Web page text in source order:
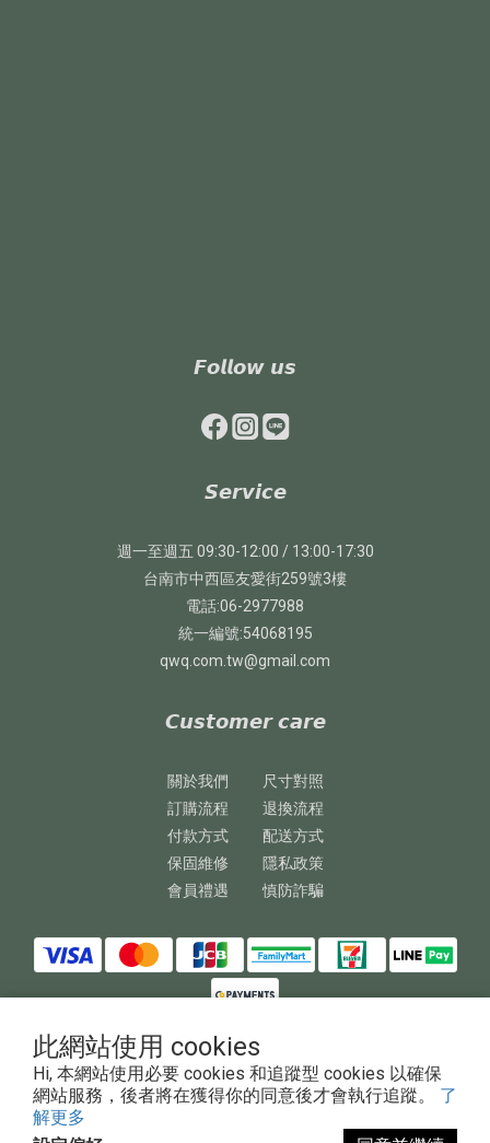
此網站使用 cookies
Hi, 本網站使用必要 cookies 和追蹤型 cookies 以確保
網站服務，後者將在獲得你的同意後才會執行追蹤。 了
解更多
𝙁𝙤𝙡𝙡𝙤𝙬 𝙪𝙨
𝙎𝙚𝙧𝙫𝙞𝙘𝙚
週一至週五 09:30-12:00 / 13:00-17:30
台南市中西區友愛街259號3樓
電話:06-2977988
統一編號:54068195
qwq.com.tw@gmail.com
𝘾𝙪𝙨𝙩𝙤𝙢𝙚𝙧 𝙘𝙖𝙧𝙚
關於我們
尺寸對照
訂購流程
退換流程
付款方式
配送方式
保固維修
隱私政策
會員禮遇
慎防詐騙
Copyright © 2023 澎鏵企業有限公司